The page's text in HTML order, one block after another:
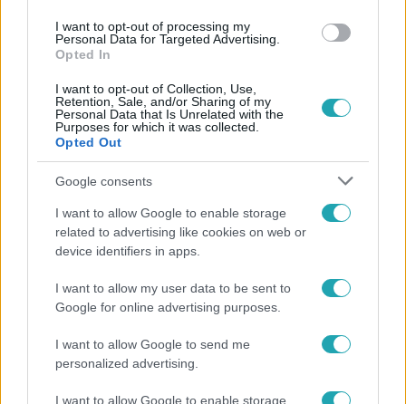
I want to opt-out of processing my
Personal Data for Targeted Advertising.
Opted In
I want to opt-out of Collection, Use,
Retention, Sale, and/or Sharing of my
Personal Data that Is Unrelated with the
Purposes for which it was collected.
Opted Out
Google consents
I want to allow Google to enable storage
related to advertising like cookies on web or
device identifiers in apps.
I want to allow my user data to be sent to
Google for online advertising purposes.
I want to allow Google to send me
personalized advertising.
I want to allow Google to enable storage
Népszerű